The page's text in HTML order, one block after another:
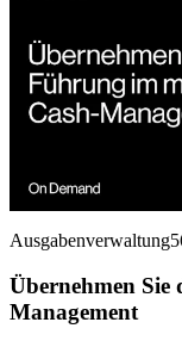
Ausgabenverwaltung
Übernehmen
Management